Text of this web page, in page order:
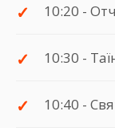
10:20 -
10:30 -
10:40 -